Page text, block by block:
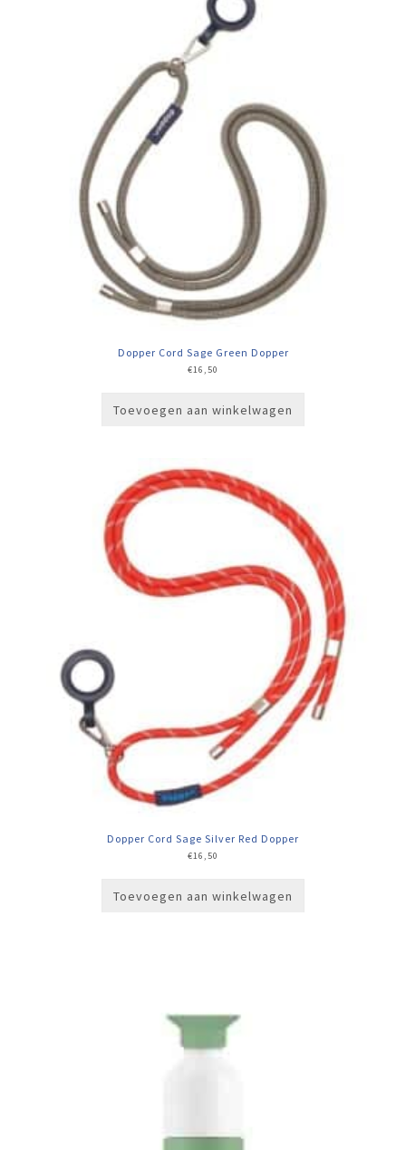
Dopper Cord Sage Green Dopper
€16,50
Toevoegen aan winkelwagen
Dopper Cord Sage Silver Red Dopper
€16,50
Toevoegen aan winkelwagen